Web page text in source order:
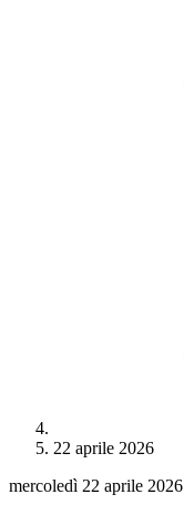
22 aprile 2026
mercoledì 22 aprile 2026